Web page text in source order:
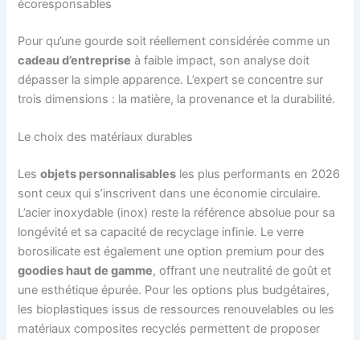
écoresponsables
Pour qu’une gourde soit réellement considérée comme un
cadeau d’entreprise à faible impact, son analyse doit
dépasser la simple apparence. L’expert se concentre sur
trois dimensions : la matière, la provenance et la durabilité.
Le choix des matériaux durables
Lesobjets personnalisables les plus performants en 2026
sont ceux qui s’inscrivent dans une économie circulaire.
L’acier inoxydable (inox) reste la référence absolue pour sa
longévité et sa capacité de recyclage infinie. Le verre
borosilicate est également une option premium pour des
goodies haut de gamme, offrant une neutralité de goût et
une esthétique épurée. Pour les options plus budgétaires,
les bioplastiques issus de ressources renouvelables ou les
matériaux composites recyclés permettent de proposer